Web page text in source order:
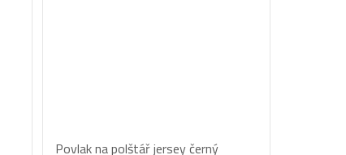
Povlak na polštář jersey černý